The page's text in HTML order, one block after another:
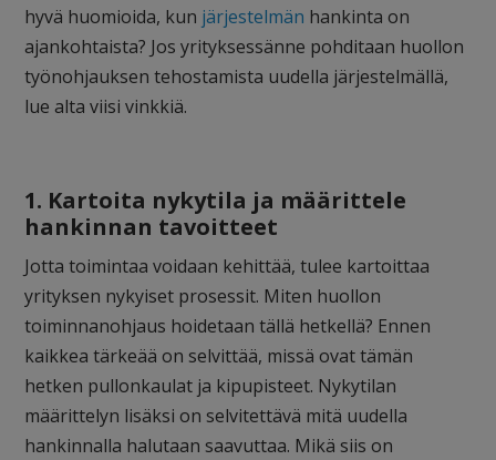
hyvä huomioida, kun järjestelmän hankinta on
ajankohtaista? Jos yrityksessänne pohditaan huollon
työnohjauksen tehostamista uudella järjestelmällä,
lue alta viisi vinkkiä.
1. Kartoita nykytila ja määrittele
hankinnan tavoitteet
Jotta toimintaa voidaan kehittää, tulee kartoittaa
yrityksen nykyiset prosessit. Miten huollon
toiminnanohjaus hoidetaan tällä hetkellä? Ennen
kaikkea tärkeää on selvittää, missä ovat tämän
hetken pullonkaulat ja kipupisteet. Nykytilan
määrittelyn lisäksi on selvitettävä mitä uudella
hankinnalla halutaan saavuttaa. Mikä siis on